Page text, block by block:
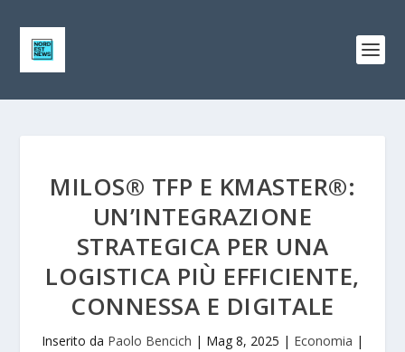
MILOS® TFP E KMASTER®:
UN’INTEGRAZIONE
STRATEGICA PER UNA
LOGISTICA PIÙ EFFICIENTE,
CONNESSA E DIGITALE
Inserito da Paolo Bencich | Mag 8, 2025 | Economia |